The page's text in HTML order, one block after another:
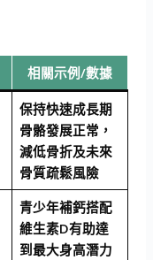
相關示例/數據
保持快速成長期
骨骼發展正常，
減低骨折及未來
骨質疏鬆風險
青少年補鈣搭配
維生素D有助達
到最大身高潛力